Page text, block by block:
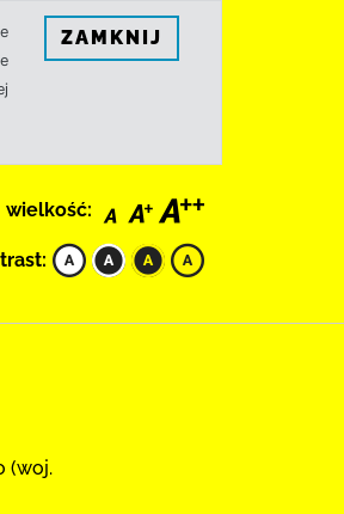
ZAMKNIJ
wielkość:
(woj.